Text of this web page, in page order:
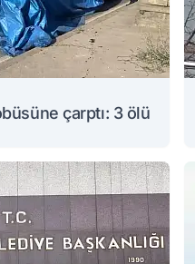
çarptı: 3 ölü